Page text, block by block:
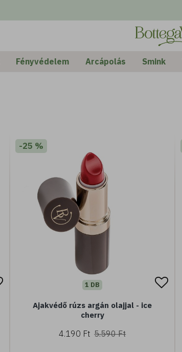
Fényvédelem Arcápolás Smink
-25 %
1 DB
Ajakvédő rúzs argán olajjal - ice
cherry
4.190 Ft 5.590 Ft